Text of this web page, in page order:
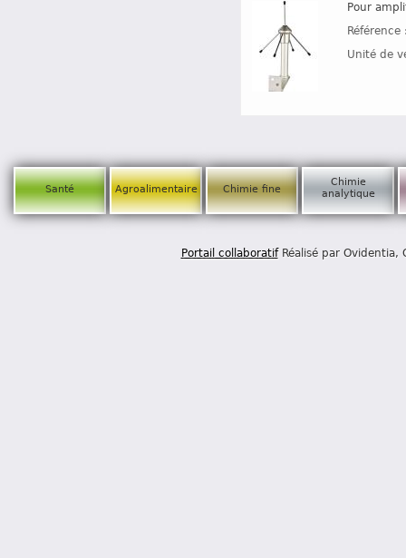
Pour
Unité de
Santé Agroalimentaire Chimie fine
Chimie
analytique
Portail collaboratifRéalisé par Ovidentia,